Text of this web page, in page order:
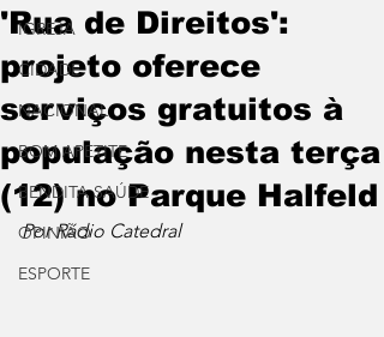
IGREJA
CIDADE
NACIONAL
BOM APETITE
BENDITA SAÚDE
OPINIÃO
ESPORTE
'Rua de Direitos':
projeto oferece
serviços gratuitos à
população nesta terça
(12) no Parque Halfeld
Por Rádio Catedral